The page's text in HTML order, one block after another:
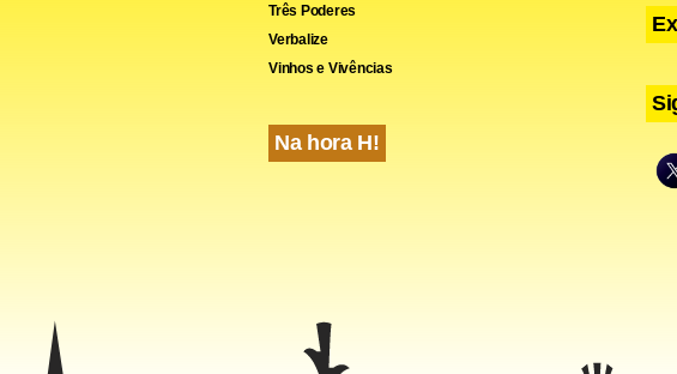
Três Poderes
Verbalize
Vinhos e Vivências
Na hora H!